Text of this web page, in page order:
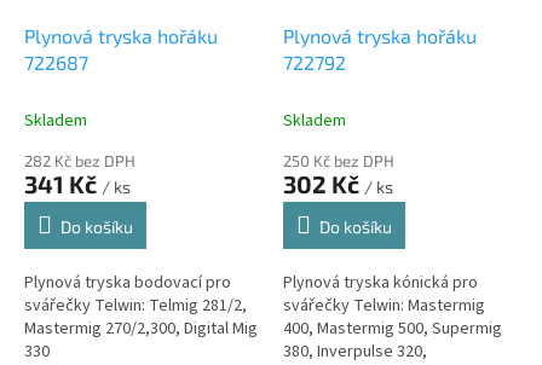
Plynová tryska hořáku
722687
Skladem
282 Kč bez DPH
341 Kč / ks
Do košíku
Plynová tryska bodovací pro
svářečky Telwin: Telmig 281/2,
Mastermig 270/2,300, Digital Mig
330
Plynová tryska hořáku
722792
Skladem
250 Kč bez DPH
302 Kč / ks
Do košíku
Plynová tryska kónická pro
svářečky Telwin: Mastermig
400, Mastermig 500, Supermig
380, Inverpulse 320,